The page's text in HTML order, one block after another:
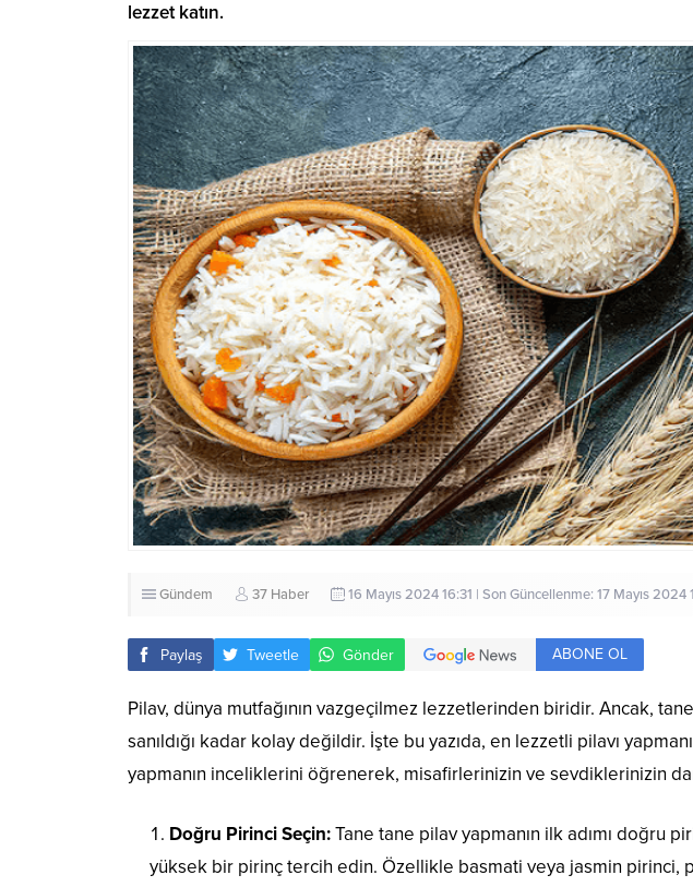
lezzet katın.
Gündem 37 Haber 16 Mayıs 2024 16:31 | Son Güncellenme: 17 Mayıs 2024
Paylaş Tweetle Gönder ABONE OL
Pilav, dünya mutfağının vazgeçilmez lezzetlerinden biridir. Ancak,
sanıldığı kadar kolay değildir. İşte bu yazıda, en lezzetli pilavı
yapmanın inceliklerini öğrenerek, misafirlerinizin ve sevdiklerinizin
Doğru Pirinci Seçin:Tane tane pilav yapmanın ilk adımı doğru
yüksek bir pirinç tercih edin. Özellikle basmati veya jasmin pirinci,